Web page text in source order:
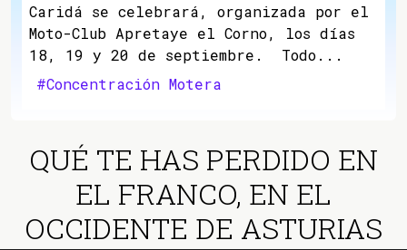
Caridá se celebrará, organizada por el
Moto-Club Apretaye el Corno, los días
18, 19 y 20 de septiembre. Todo...
#Concentración Motera
QUÉ TE HAS PERDIDO EN
EL FRANCO, EN EL
OCCIDENTE DE ASTURIAS